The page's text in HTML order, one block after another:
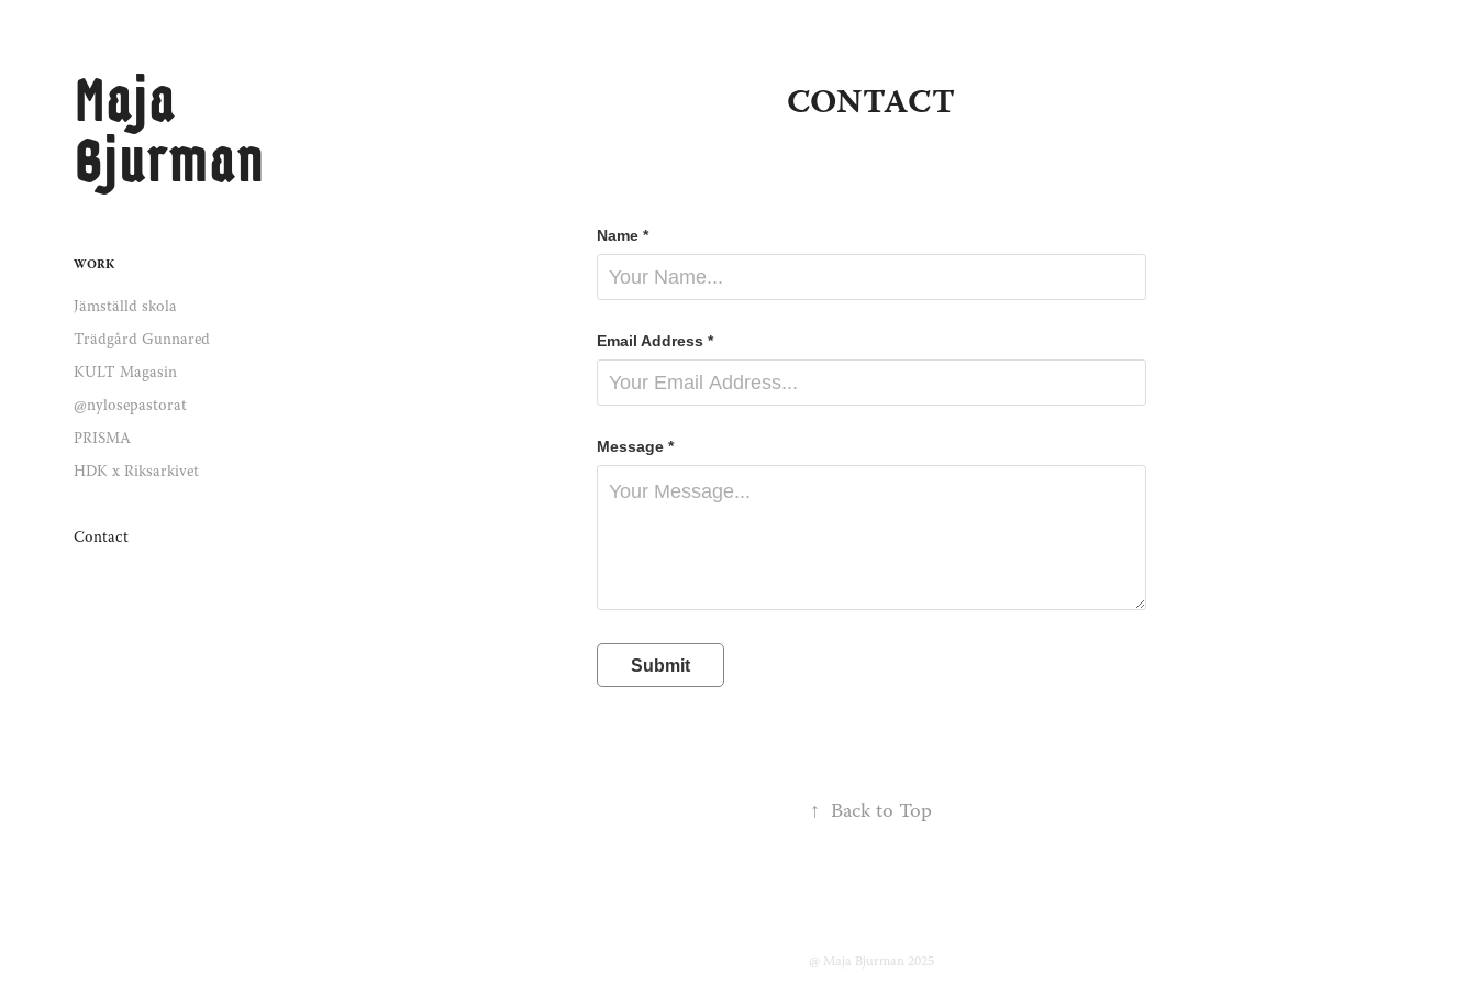
Maja
Bjurman
WORK
Jämställd skola
Trädgård Gunnared
KULT Magasin
@nylosepastorat
PRISMA
HDK x Riksarkivet
Contact
CONTACT
Name *
Email Address *
Message *
Submit
↑ Back to Top
@ Maja Bjurman 2025